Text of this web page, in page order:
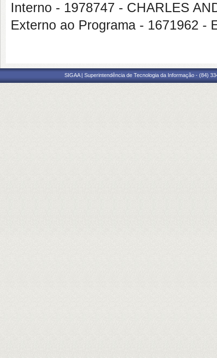
Interno - 1978747 - CHARLES
Externo ao Programa - 1671962 -
SIGAA | Superintendência de Tecnologia da Informação - (84)